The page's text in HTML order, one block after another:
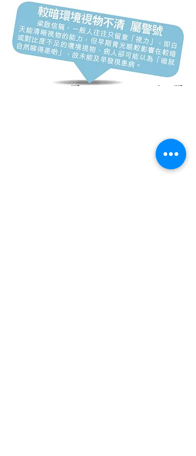
Previous 上一篇 Next 下一篇
Department of Ophthalmology 香港大學眼科學系